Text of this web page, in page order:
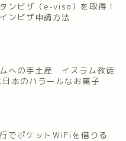
ンビザ（e-visa）を取得！
ンビザ申請方法
への手土産 イスラム教徒
日本のハラールなお菓子
でポケットWiFiを借りる